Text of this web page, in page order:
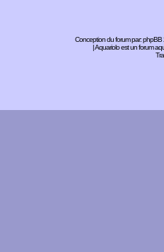
Conception du forum par:phpBB
| Aquariolo est un forum